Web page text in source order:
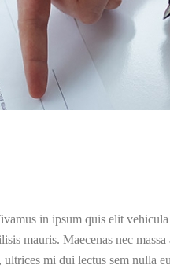
in ipsum quis elit
mauris. Maecenas nec
mi dui lectus sem nulla